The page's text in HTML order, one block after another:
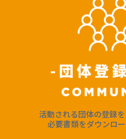
活動される団体の登録を
必要書類をダウンロー